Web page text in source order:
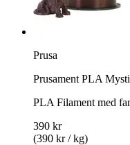
Prusa
Prusament PLA
PLA Filament med
390 kr
(390 kr / kg)